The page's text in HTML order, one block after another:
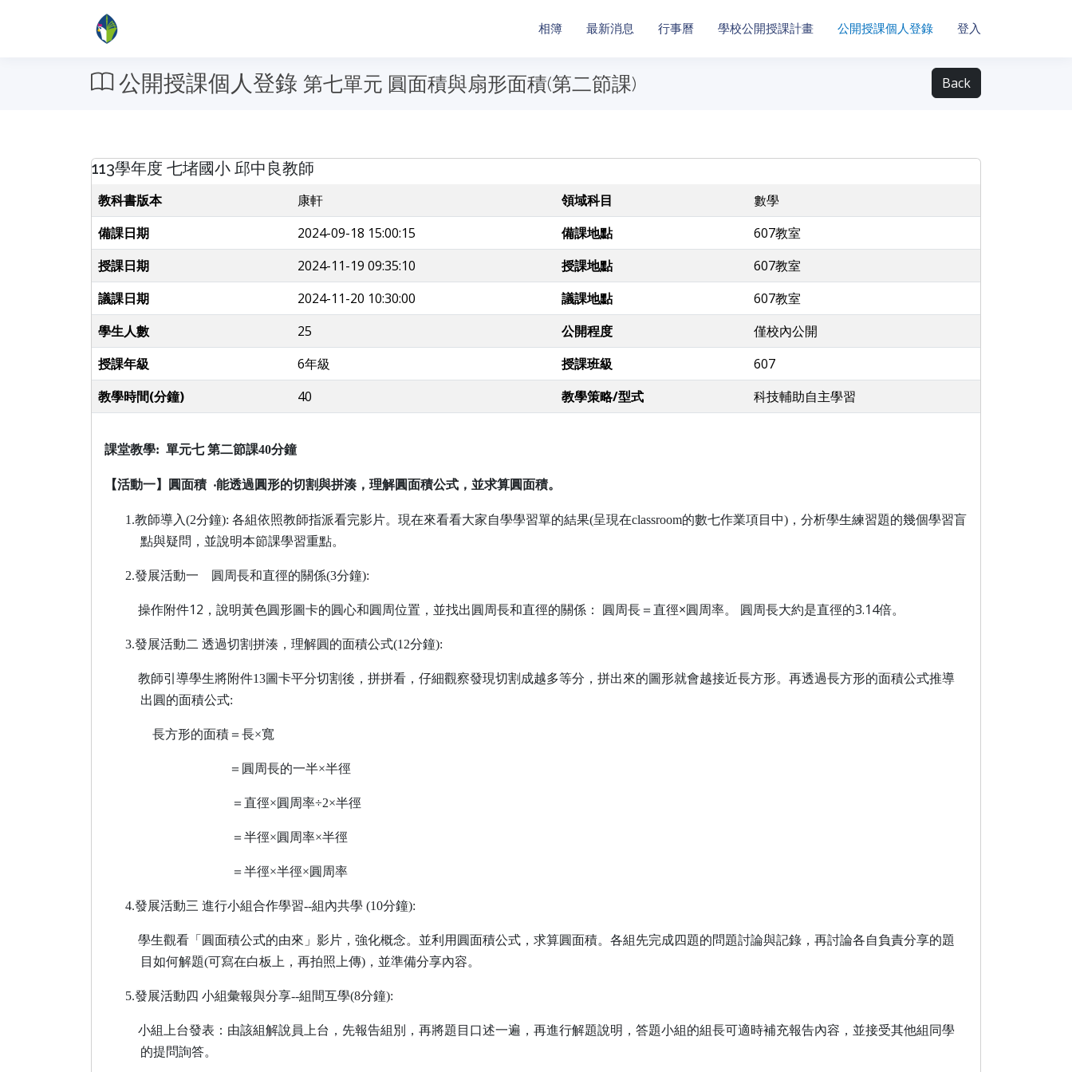
相簿 最新消息 行事曆 學校公開授課計畫 公開授課個人登錄 登入
公開授課個人登錄 第七單元 圓面積與扇形面積(第二節課) Back
113學年度 七堵國小 邱中良教師
教科書版本 康軒 領域科目
數學
備課日期
2024-09-18 15:00:15 備課地點
607教室
授課日期
2024-11-19 09:35:10 授課地點
607教室
議課日期
2024-11-20 10:30:00 議課地點
607教室
學生人數
25 公開程度
僅校內公開
授課年級
6年級 授課班級
607
教學時間(分鐘)
40 教學策略/型式 科技輔助自主學習
課堂教學: 單元七 第二節課40分鐘
【活動一】圓面積 ‧能透過圓形的切割與拼湊，理解圓面積公式 ，並求算圓面積。
1.教師導入(2分鐘): 各組依照教師指派看完影片。現在來看看大家自學學習單的結果(呈現在classroom的數七作業項目中)，分析學生練習題的幾個學習盲
點與疑問，並說明本節課學習重點。
2.發展活動一 圓周長和直徑的關係(3分鐘):
操作附件12 ，說明黃色圓形圖卡的圓心和圓周位置，並找出圓周長和直徑的關係： 圓周長＝直徑×圓周率。 圓周長大約是直徑的3.14倍。
3.發展活動二 透過切割拼湊，理解圓的面積公式(12分鐘):
教師引導學生將附件13圖卡平分切割後，拼拼看，仔細觀察發現切割成越多等分，拼出來的圖形就會越接近長方形。再透過長方形的面積公式推導
出圓的面積公式:
長方形的面積＝長×寬
＝圓周長的一半×半徑
＝直徑×圓周率÷2×半徑
＝半徑×圓周率×半徑
＝半徑×半徑×圓周率
4.發展活動三 進行小組合作學習--組內共學 (10分鐘):
學生觀看「圓面積公式的由來」影片，強化概念。並利用圓面積公式，求算圓面積。各組先完成四題的問題討論與記錄，再討論各自負責分享的題
目如何解題(可寫在白板上，再拍照上傳)，並準備分享內容。
5.發展活動四 小組彙報與分享--組間互學(8分鐘):
小組上台發表：由該組解說員上台，先報告組別，再將題目口述一遍，再進行解題說明，答題小組的組長可適時補充報告內容，並接受其他組同學
的提問詢答。